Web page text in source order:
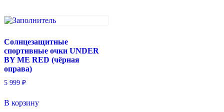
Солнцезащитные
спортивные очки UNDER
BY ME RED (чёрная
оправа)
5 999 ₽
В корзину